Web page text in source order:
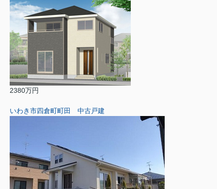
2380万円
いわき市四倉町町田 中古戸建